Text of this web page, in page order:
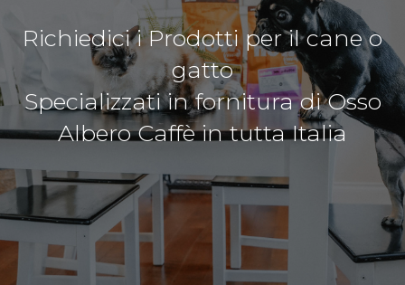
Richiedici i Prodotti per il cane o
gatto
Specializzati in fornitura di Osso
Albero Caffè in tutta Italia